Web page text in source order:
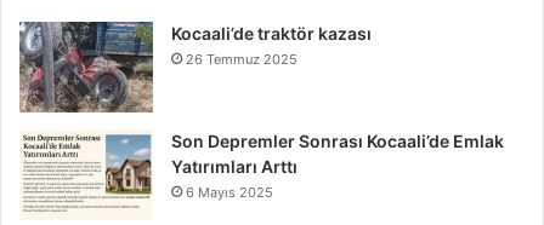
Kocaali’de traktör kazası
26 Temmuz 2025
Son Depremler Sonrası Kocaali’de Emlak
Yatırımları Arttı
6 Mayıs 2025